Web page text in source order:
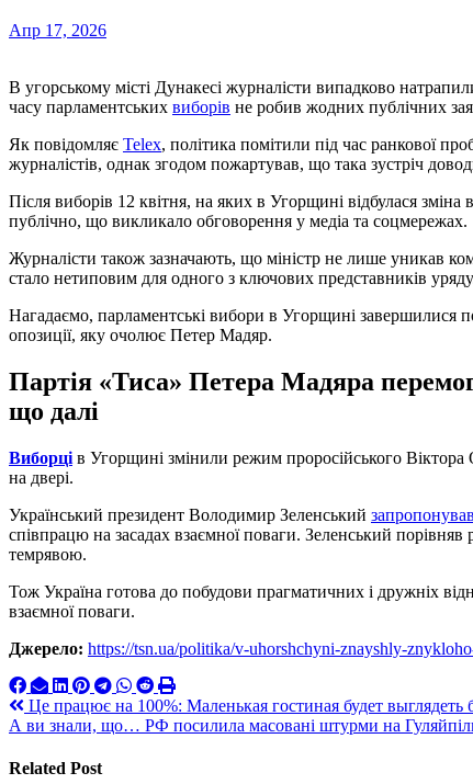
Апр 17, 2026
В угорському місті Дунакесі журналісти випадково натрапили на міністра закордонних справ Петер Сіярто, який від
часу парламентських виборів не робив жодних публічних
Як повідомляє Telex, політика помітили під час ранкової
журналістів, однак згодом пожартував, що така зустріч
Після виборів 12 квітня, на яких в Угорщині відбулася
публічно, що викликало обговорення у медіа та соцмережах.
Журналісти також зазначають, що міністр не лише уникав
стало нетиповим для одного з ключових представників
Нагадаємо, парламентські вибори в Угорщині завершилися
опозиції, яку очолює Петер Мадяр.
Партія «Тиса» Петера Мадяра
що далі
Виборці в Угорщині змінили режим проросійського
на двері.
Український президент Володимир Зеленський
співпрацю на засадах взаємної поваги. Зеленський
темрявою.
Тож Україна готова до побудови прагматичних і дружніх
взаємної поваги.
Джерело: https://tsn.ua/politika/v-uhorshchyni-znayshly-
Навигация
по
записям
Це працює на 100%: Маленькая гостиная будет
А ви знали, що… РФ посилила масовані штурми на
Related Post